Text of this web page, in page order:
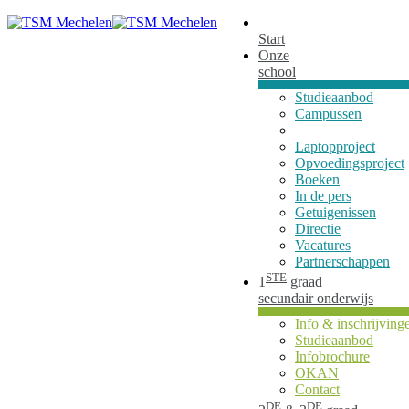
Start
Onze
school
Studieaanbod
Campussen
Laptopproject
Opvoedingsproject
Boeken
In de pers
Getuigenissen
Directie
Vacatures
Partnerschappen
1 STE graad
secundair onderwijs
Info &
Studieaanbod
Infobrochure
OKAN
Contact
DE DE